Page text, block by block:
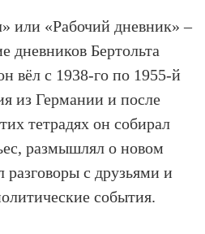
или «Рабочий дневник» –
дневников Бертольта
вёл с 1938-го по 1955-й
из Германии и после
тетрадях он собирал
размышлял о новом
разговоры с друзьями и
события.